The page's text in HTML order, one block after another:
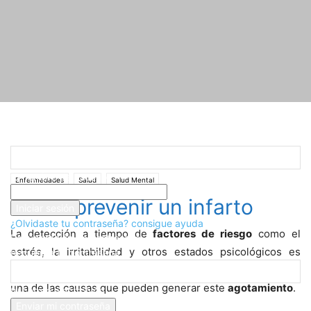
tu nombre de usuario
¿Olvidaste tu contraseña? consigue ayuda
Recuperación de contraseña
Recupera tu contraseña
tu correo electrónico
Enfermedades Salud Salud Mental
Como prevenir un infarto
La detección a tiempo de factores de riesgo como el
estrés, la irritabilidad y otros estados psicológicos es
una de las causas que pueden generar esteagotamiento.